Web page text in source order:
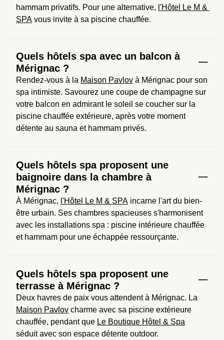
hammam privatifs. Pour une alternative, l'Hôtel Le M &
SPA vous invite à sa piscine chauffée.
Quels hôtels spa avec un balcon à
Mérignac ?
Rendez-vous à la Maison Pavlov à Mérignac pour son
spa intimiste. Savourez une coupe de champagne sur
votre balcon en admirant le soleil se coucher sur la
piscine chauffée extérieure, après votre moment
détente au sauna et hammam privés.
Quels hôtels spa proposent une
baignoire dans la chambre à
Mérignac ?
À Mérignac, l'Hôtel Le M & SPA incarne l'art du bien-
être urbain. Ses chambres spacieuses s'harmonisent
avec les installations spa : piscine intérieure chauffée
et hammam pour une échappée ressourçante.
Quels hôtels spa proposent une
terrasse à Mérignac ?
Maison Pavlov charme avec sa piscine extérieure
chauffée, pendant que Le Boutique Hôtel & Spa
séduit avec son espace détente outdoor.